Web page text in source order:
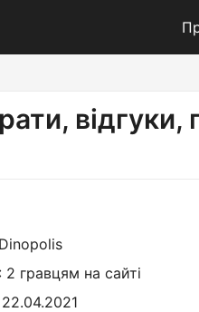
відгуки,
2 гравцям на сайті